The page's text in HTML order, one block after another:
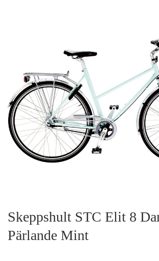
Skeppshult STC Elit 8
Pärlande Mint